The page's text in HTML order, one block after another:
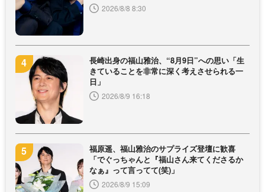
2026/8/8 8:30
長崎出身の福山雅治、“8月9日”への思い「生
きていることを非常に深く考えさせられる一
日」
2026/8/9 16:18
福原遥、福山雅治のサプライズ登壇に歓喜
「でぐっちゃんと『福山さん来てくださるか
なぁ』って言ってて(笑)」
2026/8/9 15:09